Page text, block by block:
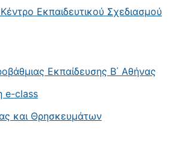
Εκπαιδευτικού Σχεδιασμού
Εκπαίδευσης Β΄ Αθήνας
e-class
και Θρησκευμάτων